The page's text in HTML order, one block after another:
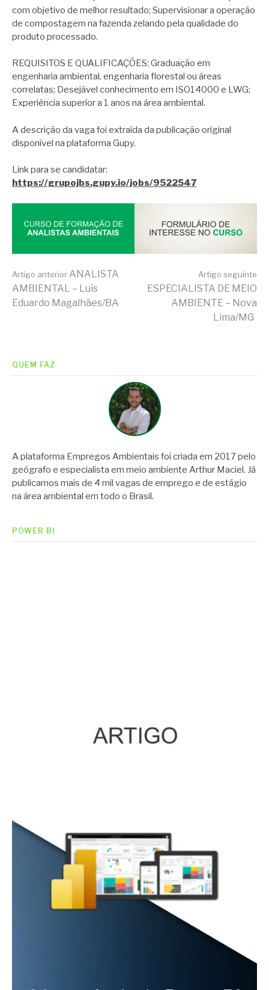
com objetivo de melhor resultado; Supervisionar a operação
de compostagem na fazenda zelando pela qualidade do
produto processado.
REQUISITOS E QUALIFICAÇÕES: Graduação em
engenharia ambiental, engenharia florestal ou áreas
correlatas; Desejável conhecimento em ISO14000 e LWG;
Experiência superior a 1 anos na área ambiental.
A descrição da vaga foi extraída da publicação original
disponível na plataforma Gupy.
Link para se candidatar:
https://grupojbs.gupy.io/jobs/9522547
Continue
Artigo anterior ANALISTA
AMBIENTAL – Luís
Eduardo Magalhães/BA
Artigo seguinte
ESPECIALISTA DE MEIO
AMBIENTE – Nova
Lima/MG
QUEM FAZ
A plataforma Empregos Ambientais foi criada em 2017 pelo
geógrafo e especialista em meio ambiente Arthur Maciel. Já
publicamos mais de 4 mil vagas de emprego e de estágio
na área ambiental em todo o Brasil.
POWER BI